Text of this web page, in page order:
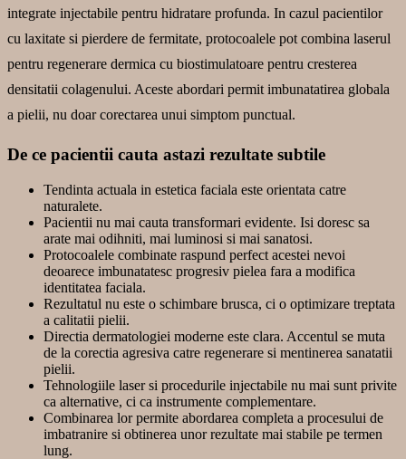
integrate injectabile pentru hidratare profunda. In cazul pacientilor
cu laxitate si pierdere de fermitate, protocoalele pot combina laserul
pentru regenerare dermica cu biostimulatoare pentru cresterea
densitatii colagenului. Aceste abordari permit imbunatatirea globala
a pielii, nu doar corectarea unui simptom punctual.
De ce pacientii cauta astazi rezultate subtile
Tendinta actuala in estetica faciala este orientata catre
naturalete.
Pacientii nu mai cauta transformari evidente. Isi doresc sa
arate mai odihniti, mai luminosi si mai sanatosi.
Protocoalele combinate raspund perfect acestei nevoi
deoarece imbunatatesc progresiv pielea fara a modifica
identitatea faciala.
Rezultatul nu este o schimbare brusca, ci o optimizare treptata
a calitatii pielii.
Directia dermatologiei moderne este clara. Accentul se muta
de la corectia agresiva catre regenerare si mentinerea sanatatii
pielii.
Tehnologiile laser si procedurile injectabile nu mai sunt privite
ca alternative, ci ca instrumente complementare.
Combinarea lor permite abordarea completa a procesului de
imbatranire si obtinerea unor rezultate mai stabile pe termen
lung.